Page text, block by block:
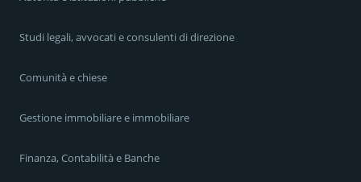
Studi legali, avvocati e consulenti di direzione
Comunità e chiese
Gestione immobiliare e immobiliare
Finanza, Contabilità e Banche